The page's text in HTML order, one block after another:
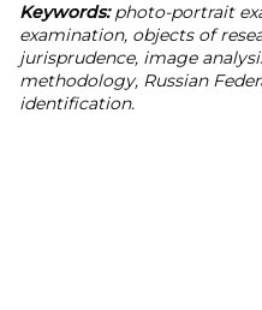
Keywords:photo-portrait
examination, objects of
jurisprudence, image
methodology, Russian
identification.